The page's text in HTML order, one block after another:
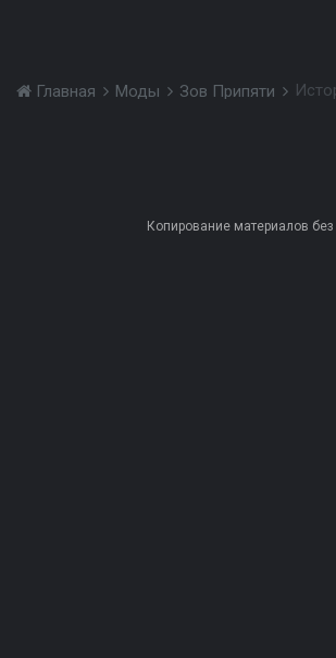
Главная Моды Зов Припяти
Копирование материалов